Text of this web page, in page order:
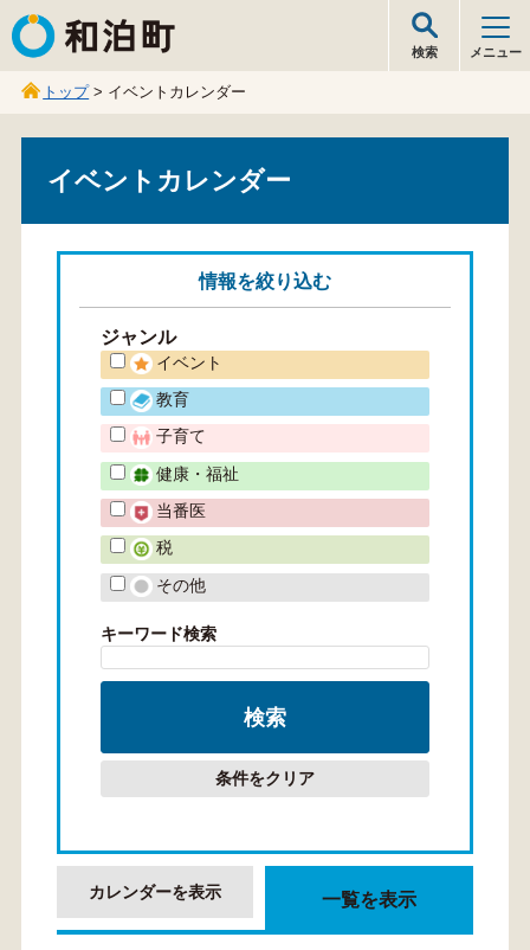
和泊町
検索 メニュー
トップ> イベントカレンダー
イベントカレンダー
情報を絞り込む
ジャンル
イベント
教育
子育て
健康・福祉
当番医
税
その他
キーワード検索
条件をクリア
カレンダーを表示 一覧を表示